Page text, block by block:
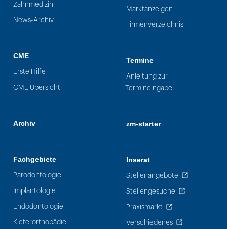
Zahnmedizin
News-Archiv
CME
Erste Hilfe
CME Übersicht
Archiv
Fachgebiete
Parodontologie
Implantologie
Endodontologie
Kieferorthopädie
Marktanzeigen
Firmenverzeichnis
Termine
Anleitung zur
Termineingabe
zm-starter
Inserat
Stellenangebote
Stellengesuche
Praxismarkt
Verschiedenes